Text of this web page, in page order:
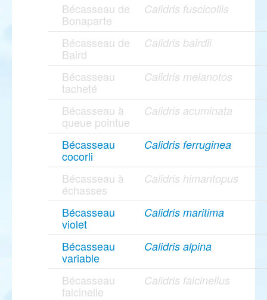
Bécasseau de
Bonaparte
Calidris fuscicollis
Bécasseau de
Baird
Calidris bairdii
Bécasseau
tacheté
Calidris melanotos
Bécasseau à
queue pointue
Calidris acuminata
Bécasseau
cocorli
Calidris ferruginea
Bécasseau à
échasses
Calidris himantopus
Bécasseau
violet
Calidris maritima
Bécasseau
variable
Calidris alpina
Bécasseau
falcinelle
Calidris falcinellus